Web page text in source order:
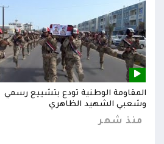
المقاومة الوطنية تودع بتشييع رسمي
وشعبي الشهيد الظاهري
منذ شهر